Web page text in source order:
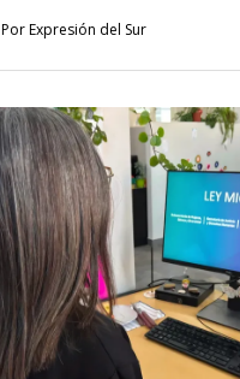
Por Expresión del Sur